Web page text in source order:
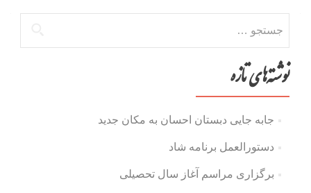
برای:
نوشته‌های تازه
جابه جایی دبستان احسان به مکان جدید
دستورالعمل برنامه شاد
برگزاری مراسم آغاز سال تحصیلی